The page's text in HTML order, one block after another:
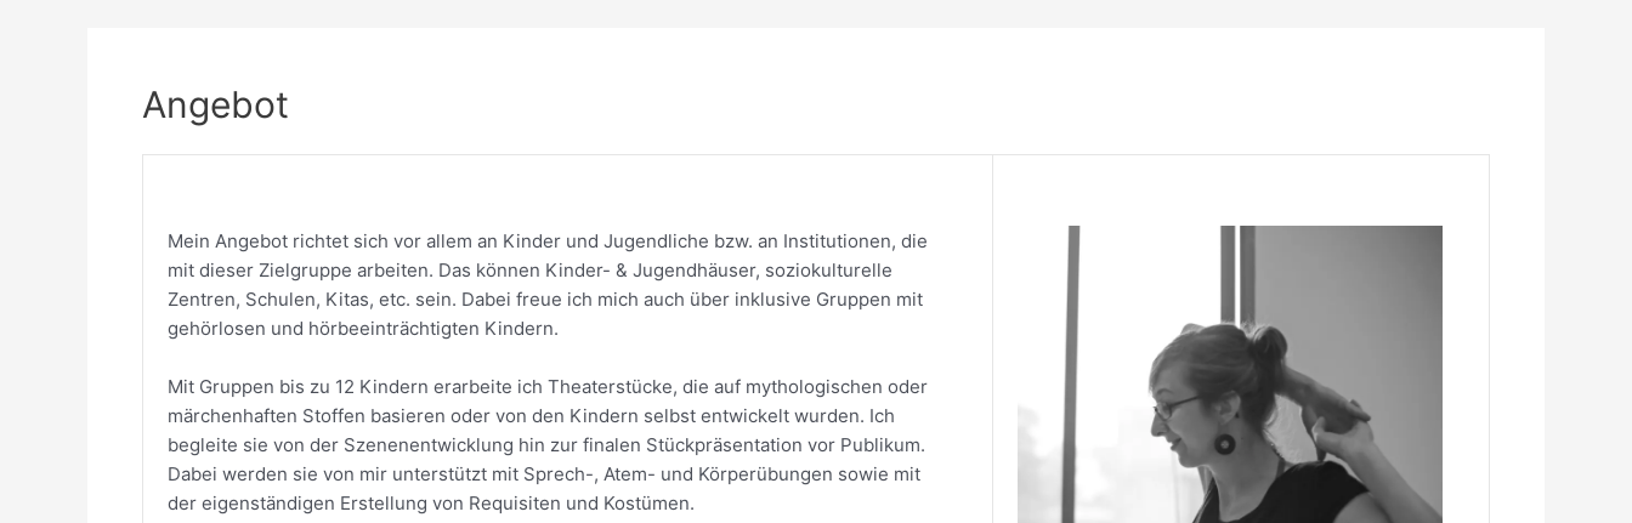
Angebot
Mein Angebot richtet sich vor allem an Kinder und Jugendliche bzw. an Institutionen, die
mit dieser Zielgruppe arbeiten. Das können Kinder- & Jugendhäuser, soziokulturelle
Zentren, Schulen, Kitas, etc. sein. Dabei freue ich mich auch über inklusive Gruppen mit
gehörlosen und hörbeeinträchtigten Kindern.
Mit Gruppen bis zu 12 Kindern erarbeite ich Theaterstücke, die auf mythologischen oder
märchenhaften Stoffen basieren oder von den Kindern selbst entwickelt wurden. Ich
begleite sie von der Szenenentwicklung hin zur finalen Stückpräsentation vor Publikum.
Dabei werden sie von mir unterstützt mit Sprech-, Atem- und Körperübungen sowie mit
der eigenständigen Erstellung von Requisiten und Kostümen.